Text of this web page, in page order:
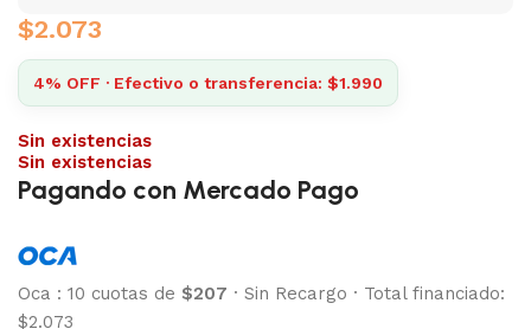
$2.073
4% OFF · Efectivo o transferencia: $1.990
Sin existencias
Sin existencias
Pagando con Mercado Pago
Oca : 10 cuotas de $207 · Sin Recargo · Total financiado:
$2.073